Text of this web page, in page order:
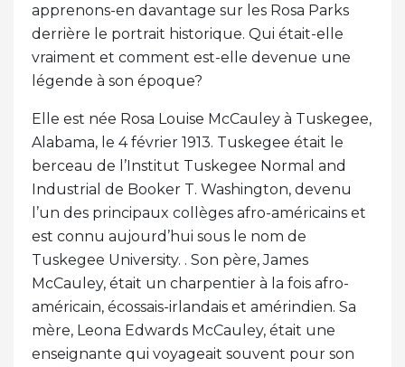
apprenons-en davantage sur les Rosa Parks
derrière le portrait historique. Qui était-elle
vraiment et comment est-elle devenue une
légende à son époque?
Elle est née Rosa Louise McCauley à Tuskegee,
Alabama, le 4 février 1913. Tuskegee était le
berceau de l’Institut Tuskegee Normal and
Industrial de Booker T. Washington, devenu
l’un des principaux collèges afro-américains et
est connu aujourd’hui sous le nom de
Tuskegee University. . Son père, James
McCauley, était un charpentier à la fois afro-
américain, écossais-irlandais et amérindien. Sa
mère, Leona Edwards McCauley, était une
enseignante qui voyageait souvent pour son